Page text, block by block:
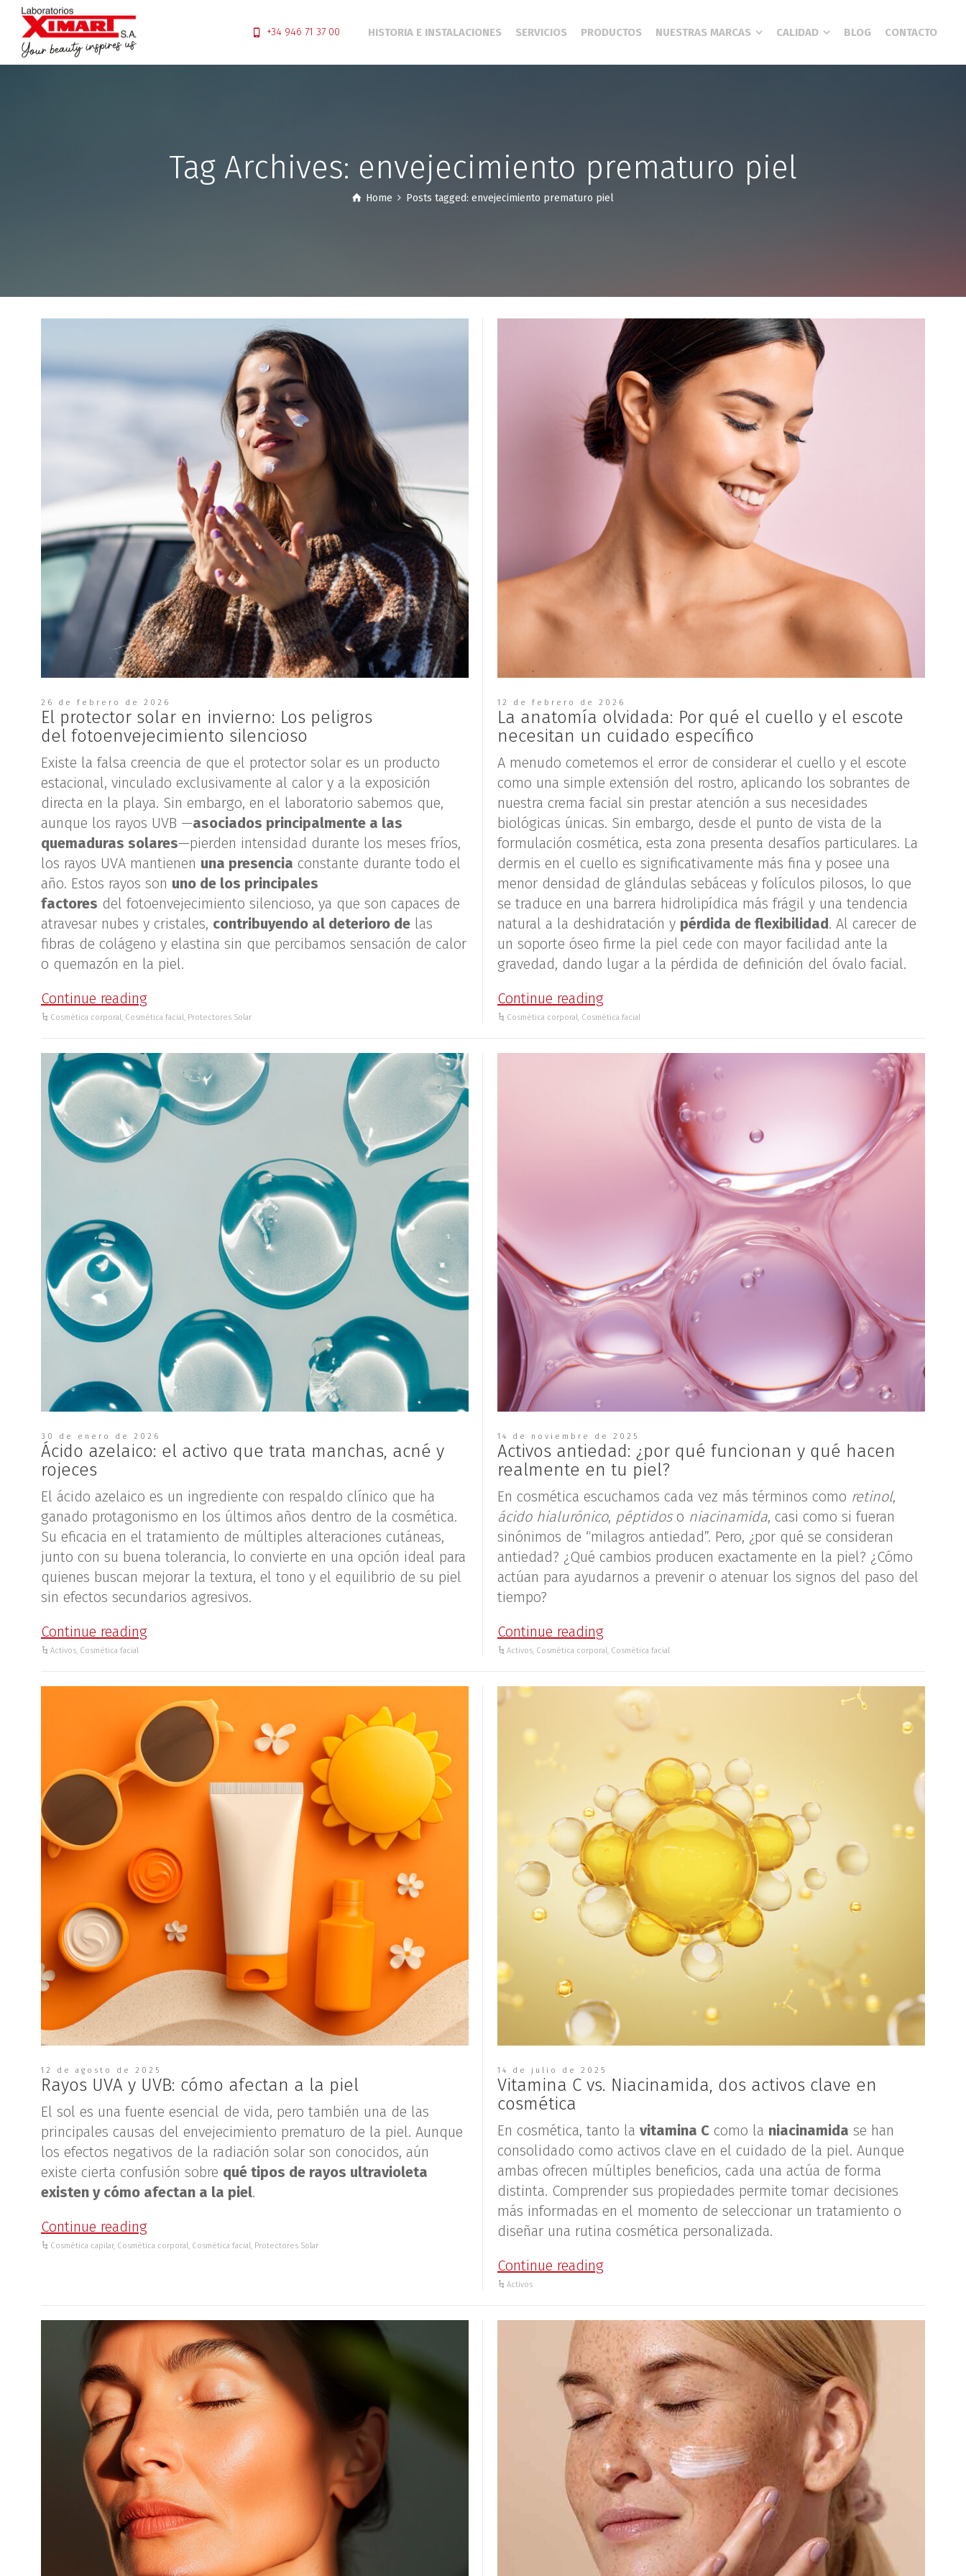
+34 946 71 37 00 HISTORIA E INSTALACIONES SERVICIOS PRODUCTOS NUESTRAS MARCAS CALIDAD BLOG CONTACTO
Tag Archives: envejecimiento prematuro piel
Home Posts tagged: envejecimiento prematuro piel
26 de febrero de 2026
El protector solar en invierno: Los peligros
del fotoenvejecimiento silencioso
Existe la falsa creencia de que el protector solar es un producto
estacional, vinculado exclusivamente al calor y a la exposición
directa en la playa. Sin embargo, en el laboratorio sabemos que,
aunque los rayos UVB —asociados principalmente a las
quemaduras solares—pierden intensidad durante los meses fríos,
los rayos UVA mantienen una presencia constante durante todo el
año. Estos rayos son uno de los principales
factores del fotoenvejecimiento silencioso, ya que son capaces de
atravesar nubes y cristales, contribuyendo al deterioro de las
fibras de colágeno y elastina sin que percibamos sensación de calor
o quemazón en la piel.
Continue reading
Cosmética corporal, Cosmética facial, Protectores Solar
12 de febrero de 2026
La anatomía olvidada: Por qué el cuello y el escote
necesitan un cuidado específico
A menudo cometemos el error de considerar el cuello y el escote
como una simple extensión del rostro, aplicando los sobrantes de
nuestra crema facial sin prestar atención a sus necesidades
biológicas únicas. Sin embargo, desde el punto de vista de la
formulación cosmética, esta zona presenta desafíos particulares. La
dermis en el cuello es significativamente más fina y posee una
menor densidad de glándulas sebáceas y folículos pilosos, lo que
se traduce en una barrera hidrolipídica más frágil y una tendencia
natural a la deshidratación y pérdida de flexibilidad. Al carecer de
un soporte óseo firme la piel cede con mayor facilidad ante la
gravedad, dando lugar a la pérdida de definición del óvalo facial.
Continue reading
Cosmética corporal, Cosmética facial
30 de enero de 2026
Ácido azelaico: el activo que trata manchas, acné y
rojeces
El ácido azelaico es un ingrediente con respaldo clínico que ha
ganado protagonismo en los últimos años dentro de la cosmética.
Su eficacia en el tratamiento de múltiples alteraciones cutáneas,
junto con su buena tolerancia, lo convierte en una opción ideal para
quienes buscan mejorar la textura, el tono y el equilibrio de su piel
sin efectos secundarios agresivos.
Continue reading
Activos, Cosmética facial
14 de noviembre de 2025
Activos antiedad: ¿por qué funcionan y qué hacen
realmente en tu piel?
En cosmética escuchamos cada vez más términos como retinol,
ácido hialurónico, péptidoso niacinamida, casi como si fueran
sinónimos de “milagros antiedad”. Pero, ¿por qué se consideran
antiedad? ¿Qué cambios producen exactamente en la piel? ¿Cómo
actúan para ayudarnos a prevenir o atenuar los signos del paso del
tiempo?
Continue reading
Activos, Cosmética corporal, Cosmética facial
12 de agosto de 2025
Rayos UVA y UVB: cómo afectan a la piel
El sol es una fuente esencial de vida, pero también una de las
principales causas del envejecimiento prematuro de la piel. Aunque
los efectos negativos de la radiación solar son conocidos, aún
existe cierta confusión sobre qué tipos de rayos ultravioleta
existen y cómo afectan a la piel.
Continue reading
Cosmética capilar, Cosmética corporal, Cosmética facial, Protectores Solar
14 de julio de 2025
Vitamina C vs. Niacinamida, dos activos clave en
cosmética
En cosmética, tanto la vitamina C como la niacinamida se han
consolidado como activos clave en el cuidado de la piel. Aunque
ambas ofrecen múltiples beneficios, cada una actúa de forma
distinta. Comprender sus propiedades permite tomar decisiones
más informadas en el momento de seleccionar un tratamiento o
diseñar una rutina cosmética personalizada.
Continue reading
Activos